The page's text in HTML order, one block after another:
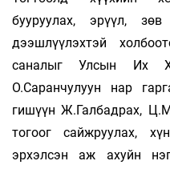
бууруулах, эрүүл,
дээшлүүлэхтэй
саналыг Улсын Их
О.Саранчулуун нар
гишүүн Ж.Галбадрах,
тогоог сайжруулах,
эрхэлсэн аж ахуйн